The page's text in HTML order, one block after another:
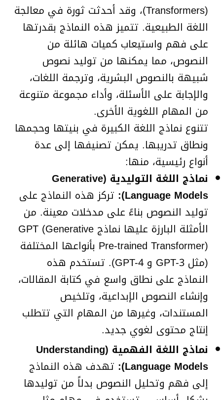
(Transformers)، وقد أحدثت ثورة في معالجة
اللغة الطبيعية. تتميز هذه النماذج بقدرتها
على فهم واستيعاب كميات هائلة من
النصوص، مما يمكنها من توليد نصوص
شبيهة بالنصوص البشرية، وترجمة اللغات،
والإجابة على الأسئلة، وأداء مجموعة متنوعة
من المهام اللغوية الأخرى.
تتنوع نماذج اللغة الكبيرة في بنيتها وحجمها
ونطاق تدريبها. يمكن تصنيفها إلى عدة
أنواع رئيسية، منها:
نماذج اللغة التوليدية (Generative
Language Models): تركز هذه النماذج على
توليد النصوص بناءً على مدخلات معينة. من
الأمثلة البارزة عليها نماذج GPT (Generative
Pre-trained Transformer) بأنواعها المختلفة
(مثل GPT-3 و GPT-4). تستخدم هذه
النماذج على نطاق واسع في كتابة المقالات،
وإنشاء النصوص الإبداعية، وتلخيص
المستندات، وغيرها من المهام التي تتطلب
إنتاج محتوى لغوي جديد.
نماذج اللغة الفهمية (Understanding
Language Models): تهدف هذه النماذج
إلى فهم وتحليل النصوص بدلاً من توليدها